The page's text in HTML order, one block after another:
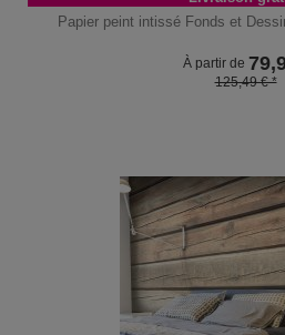
Papier peint intissé Fonds et
À partir de
125,49 € *